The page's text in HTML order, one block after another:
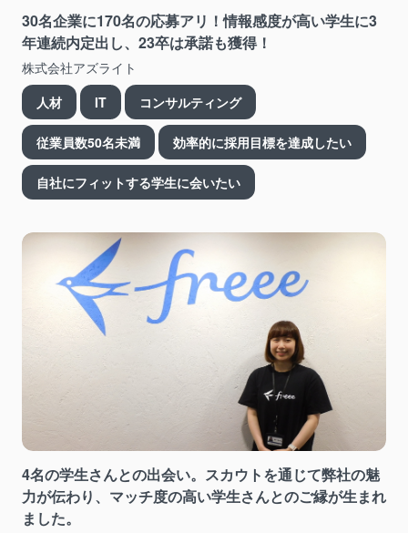
30名企業に170名の応募アリ！情報感度が高い学生に3
年連続内定出し、23卒は承諾も獲得！
株式会社アズライト
人材
IT コンサルティング
従業員数50名未満 効率的に採用目標を達成したい
自社にフィットする学生に会いたい
4名の学生さんとの出会い。スカウトを通じて弊社の魅
力が伝わり、マッチ度の高い学生さんとのご縁が生まれ
ました。